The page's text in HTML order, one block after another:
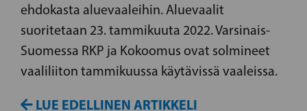
ehdokasta aluevaaleihin. Aluevaalit
suoritetaan 23. tammikuuta 2022. Varsinais-
Suomessa RKP ja Kokoomus ovat solmineet
vaaliliiton tammikuussa käytävissä vaaleissa.
LUE EDELLINEN ARTIKKELI